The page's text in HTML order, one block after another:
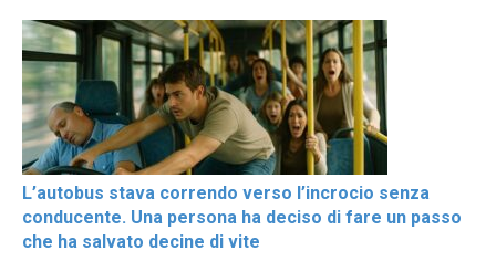
L’autobus stava correndo verso l’incrocio senza
conducente. Una persona ha deciso di fare un passo
che ha salvato decine di vite